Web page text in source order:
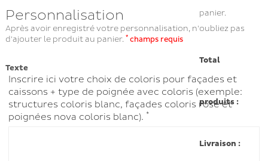
panier.
Total
produits :
Livraison :
Personnalisation
Après avoir enregistré votre personnalisation, n'oubliez pas
d'ajouter le produit au panier. *champs requis
Texte
Inscrire ici votre choix de coloris pour façades et
caissons + type de poignée avec coloris (exemple:
structures coloris blanc, façades coloris rose et
poignées nova coloris blanc). *